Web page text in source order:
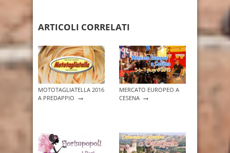
ARTICOLI CORRELATI
MOTOTAGLIATELLA 2016
A PREDAPPIO →
MERCATO EUROPEO A
CESENA →